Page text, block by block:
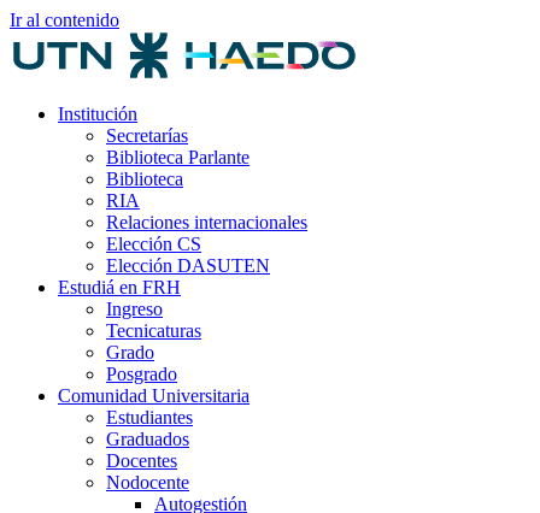
Ir al contenido
Institución
Secretarías
Biblioteca Parlante
Biblioteca
RIA
Relaciones internacionales
Elección CS
Elección DASUTEN
Estudiá en FRH
Ingreso
Tecnicaturas
Grado
Posgrado
Comunidad Universitaria
Estudiantes
Graduados
Docentes
Nodocente
Autogestión